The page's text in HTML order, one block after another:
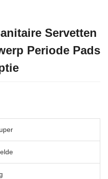
Servetten
Periode Pads